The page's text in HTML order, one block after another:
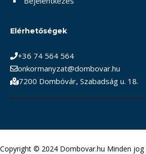
Elérhetőségek
+36 74 564 564
onkormanyzat@dombovar.hu
7200 Dombóvár, Szabadság u. 18.
Copyright © 2024 Dombovar.hu Minden jog